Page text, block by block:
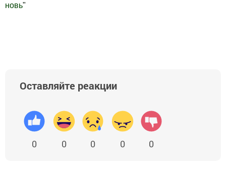
новь"
Оставляйте реакции
0 0 0 0 0